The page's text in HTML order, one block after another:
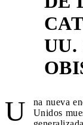
UU.
U
na nueva
Unidos